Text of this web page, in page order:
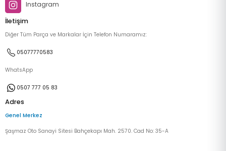
Instagram
İletişim
Diğer Tüm Parça ve Markalar İçin Telefon Numaramız:
05077770583
WhatsApp
0507 777 05 83
Adres
Genel Merkez
Şaşmaz Oto Sanayi Sitesi Bahçekapı Mah. 2570. Cad No: 35-A